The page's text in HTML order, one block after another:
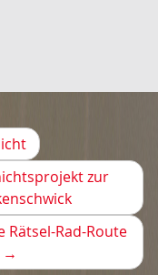
zur
Vorheriger
Artikel
Rad-Route
Nächster
→